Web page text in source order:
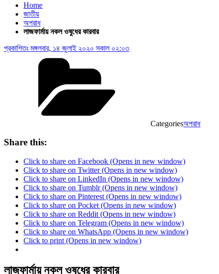
Home
জাতীয়
অপরাধ
লাজফার্মায় নকল ওষুধের কারবার
প্রকাশিতঃ মঙ্গলবার, ১৪ জুলাই ২০২০ সকাল ০২:০৩
Categoriesঅপরাধ
Share this:
Click to share on Facebook (Opens in new window)
Click to share on Twitter (Opens in new window)
Click to share on LinkedIn (Opens in new window)
Click to share on Tumblr (Opens in new window)
Click to share on Pinterest (Opens in new window)
Click to share on Pocket (Opens in new window)
Click to share on Reddit (Opens in new window)
Click to share on Telegram (Opens in new window)
Click to share on WhatsApp (Opens in new window)
Click to print (Opens in new window)
লাজফার্মায় নকল ওষুধের কারবার